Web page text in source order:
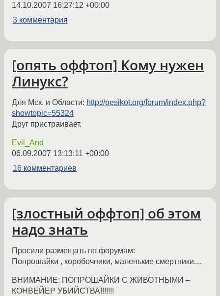
14.10.2007 16:27:12 +00:00
3 комментария
[опять оффтоп] Кому нужен
Линукс?
Для Мск. и Области: http://pesikot.org/forum/index.php?
showtopic=55324
Друг пристраивает.
Evil_And
06.09.2007 13:13:11 +00:00
16 комментариев
[злостный оффтоп] об этом
надо знать
Просили размещать по форумам:
Попрошайки , коробочники, маленькие смертники....
ВНИМАНИЕ: ПОПРОШАЙКИ С ЖИВОТНЫМИ –
КОНВЕЙЕР УБИЙСТВА!!!!!!!